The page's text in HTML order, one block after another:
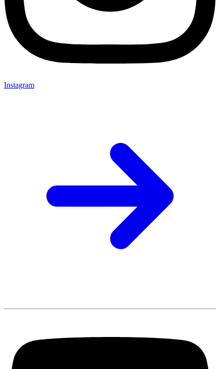
Instagram